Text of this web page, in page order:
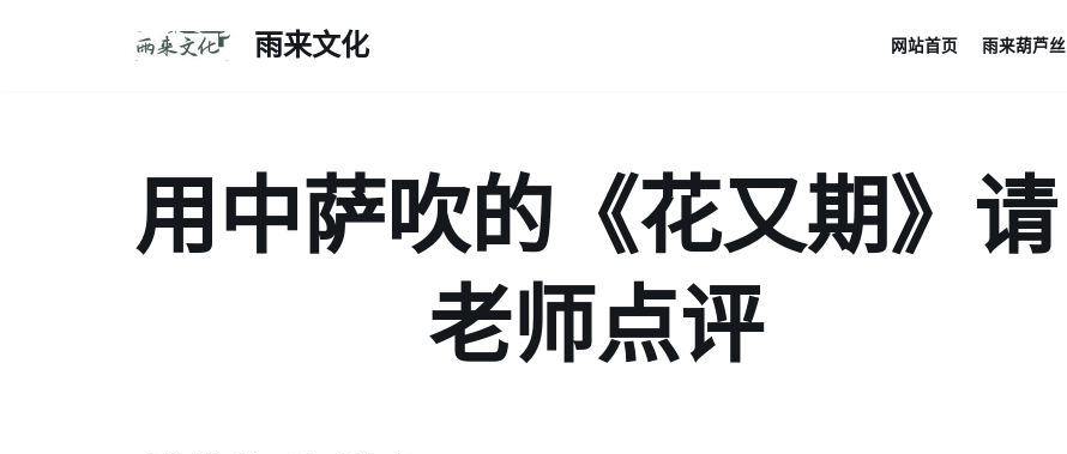
雨来文化 网站首页 雨来葫芦丝
用中萨吹的《花又期》请
老师点评